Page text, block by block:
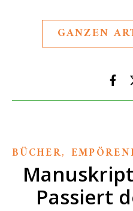
GANZEN
BÜCHER,
Passiert